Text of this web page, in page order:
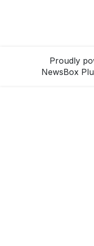
Proudly
NewsBox